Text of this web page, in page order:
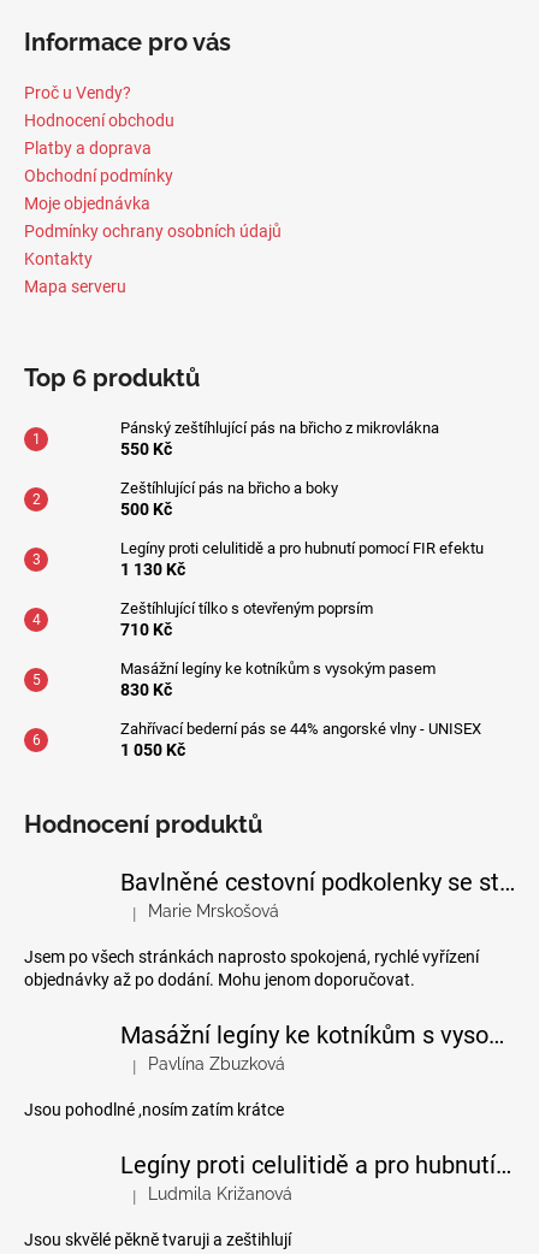
Informace pro vás
Proč u Vendy?
Hodnocení obchodu
Platby a doprava
Obchodní podmínky
Moje objednávka
Podmínky ochrany osobních údajů
Kontakty
Mapa serveru
Top 6 produktů
Pánský zeštíhlující pás na břicho z mikrovlákna
550 Kč
Zeštíhlující pás na břicho a boky
500 Kč
Legíny proti celulitidě a pro hubnutí pomocí FIR efektu
1 130 Kč
Zeštíhlující tílko s otevřeným poprsím
710 Kč
Masážní legíny ke kotníkům s vysokým pasem
830 Kč
Zahřívací bederní pás se 44% angorské vlny - UNISEX
1 050 Kč
Hodnocení produktů
Bavlněné cestovní podkolenky se stupňovanou kompresí
Hodnocení produktu je 5 z 5 hvězdiček.
| Marie Mrskošová
Jsem po všech stránkách naprosto spokojená, rychlé vyřízení
objednávky až po dodání. Mohu jenom doporučovat.
Masážní legíny ke kotníkům s vysokým pasem
Hodnocení produktu je 4 z 5 hvězdiček.
| Pavlína Zbuzková
Jsou pohodlné ,nosím zatím krátce
Legíny proti celulitidě a pro hubnutí pomocí FIR efektu
Hodnocení produktu je 5 z 5 hvězdiček.
| Ludmila Križanová
Jsou skvělé pěkně tvaruji a zeštihlují